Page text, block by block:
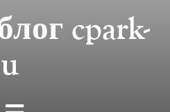
cpark-